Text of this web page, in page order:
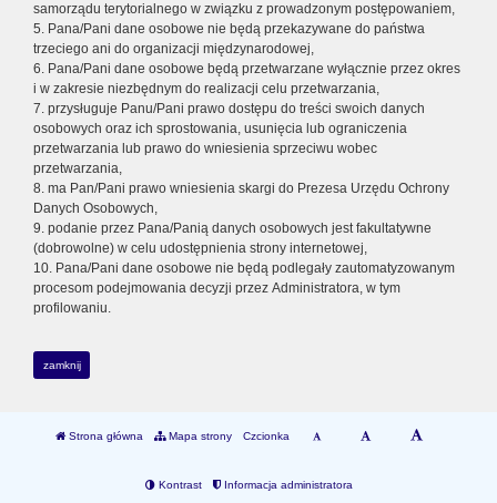
samorządu terytorialnego w związku z prowadzonym postępowaniem,
5. Pana/Pani dane osobowe nie będą przekazywane do państwa
trzeciego ani do organizacji międzynarodowej,
6. Pana/Pani dane osobowe będą przetwarzane wyłącznie przez okres
i w zakresie niezbędnym do realizacji celu przetwarzania,
7. przysługuje Panu/Pani prawo dostępu do treści swoich danych
osobowych oraz ich sprostowania, usunięcia lub ograniczenia
przetwarzania lub prawo do wniesienia sprzeciwu wobec
przetwarzania,
8. ma Pan/Pani prawo wniesienia skargi do Prezesa Urzędu Ochrony
Danych Osobowych,
9. podanie przez Pana/Panią danych osobowych jest fakultatywne
(dobrowolne) w celu udostępnienia strony internetowej,
10. Pana/Pani dane osobowe nie będą podlegały zautomatyzowanym
procesom podejmowania decyzji przez Administratora, w tym
profilowaniu.
zamknij
Strona główna Mapa strony Czcionka
Kontrast Informacja administratora